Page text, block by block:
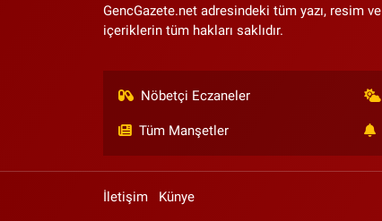
GencGazete.net adresindeki tüm yazı, resim ve
içeriklerin tüm hakları saklıdır.
Nöbetçi Eczaneler
Tüm Manşetler
İletişim Künye